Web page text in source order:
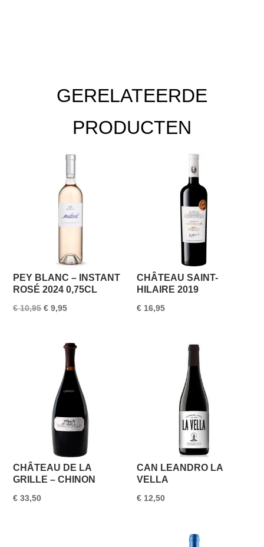
GERELATEERDE
PRODUCTEN
PEY BLANC – INSTANT
ROSÉ 2024 0,75CL
€10,95 Oorspronkelijke
€ 10,95.
€ 9,95Huidige
€ 9,95.
CHÂTEAU SAINT-
HILAIRE 2019
€ 16,95
CHÂTEAU DE LA
GRILLE – CHINON
€ 33,50
CAN LEANDRO LA
VELLA
€ 12,50